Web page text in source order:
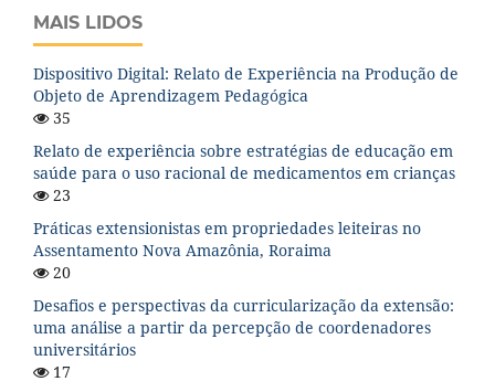
MAIS LIDOS
Dispositivo Digital: Relato de Experiência na Produção de
Objeto de Aprendizagem Pedagógica
35
Relato de experiência sobre estratégias de educação em
saúde para o uso racional de medicamentos em crianças
23
Práticas extensionistas em propriedades leiteiras no
Assentamento Nova Amazônia, Roraima
20
Desafios e perspectivas da curricularização da extensão:
uma análise a partir da percepção de coordenadores
universitários
17